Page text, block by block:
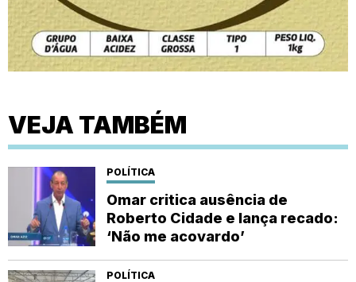
VEJA TAMBÉM
POLÍTICA
Omar critica ausência de
Roberto Cidade e lança recado:
‘Não me acovardo’
POLÍTICA